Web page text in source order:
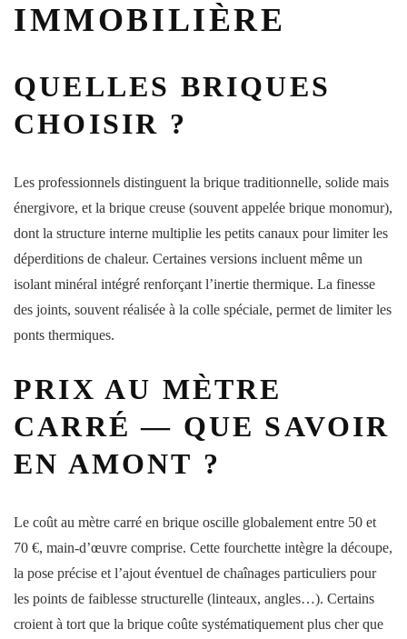
IMMOBILIÈRE
QUELLES BRIQUES
CHOISIR ?
Les professionnels distinguent la brique traditionnelle, solide mais
énergivore, et la brique creuse (souvent appelée brique monomur),
dont la structure interne multiplie les petits canaux pour limiter les
déperditions de chaleur. Certaines versions incluent même un
isolant minéral intégré renforçant l’inertie thermique. La finesse
des joints, souvent réalisée à la colle spéciale, permet de limiter les
ponts thermiques.
PRIX AU MÈTRE
CARRÉ — QUE SAVOIR
EN AMONT ?
Le coût au mètre carré en brique oscille globalement entre 50 et
70 €, main-d’œuvre comprise. Cette fourchette intègre la découpe,
la pose précise et l’ajout éventuel de chaînages particuliers pour
les points de faiblesse structurelle (linteaux, angles…). Certains
croient à tort que la brique coûte systématiquement plus cher que